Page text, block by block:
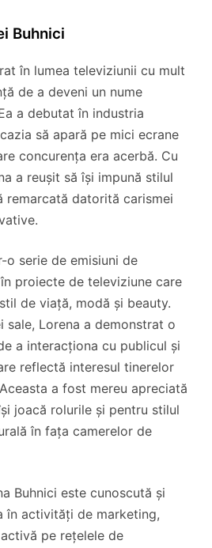
Buhnici
în lumea televiziunii cu mult
de a deveni un nume
a debutat în industria
să apară pe mici ecrane
concurența era acerbă. Cu
a reușit să își impună stilul
remarcată datorită carismei
o serie de emisiuni de
proiecte de televiziune care
de viață, modă și beauty.
sale, Lorena a demonstrat o
a interacționa cu publicul și
reflectă interesul tinerelor
a fost mereu apreciată
joacă rolurile și pentru stilul
în fața camerelor de
Buhnici este cunoscută și
în activități de marketing,
pe rețelele de